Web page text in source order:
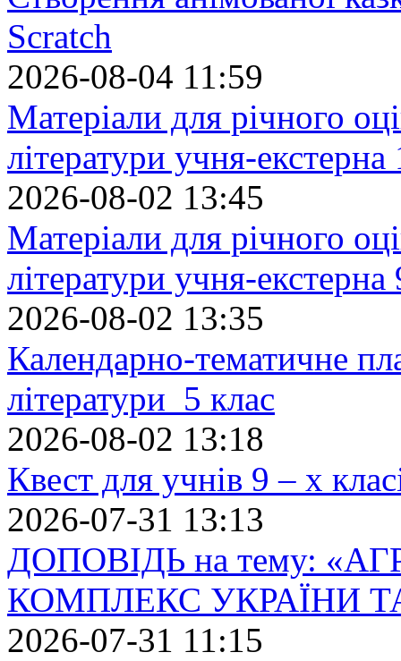
Scratch
2026-08-04 11:59
Матеріали для річного
літератури учня-екстерна
2026-08-02 13:45
Матеріали для річного
літератури учня-екстерна
2026-08-02 13:35
Календарно-тематичне
літератури 5 клас
2026-08-02 13:18
Квест для учнів 9 – х
2026-07-31 13:13
ДОПОВІДЬ на тему:
КОМПЛЕКС УКРАЇНИ
2026-07-31 11:15